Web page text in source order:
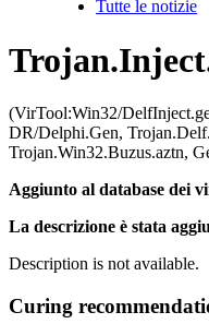
Tutte le notizie
(VirTool:Win32/
DR/Delphi.Gen,
Trojan.Win32.Buzus.aztn,
Aggiunto al database dei
La descrizione è stata
Description is not available.
Curing